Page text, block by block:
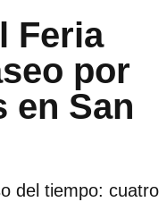
Feria
por
en San
del tiempo: cuatro